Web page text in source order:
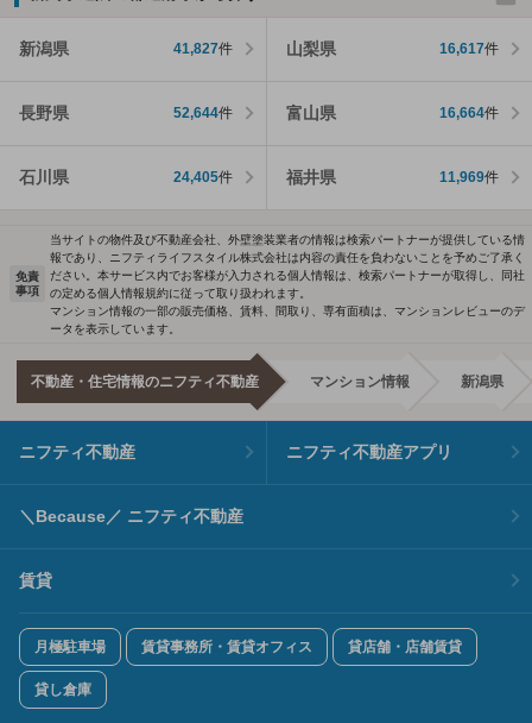
新潟県 41,827件 山梨県 16,617件
長野県 52,644件 富山県 16,664件
石川県 24,405件 福井県 11,969件
免責
事項
当サイトの物件及び不動産会社、外壁塗装業者の情報は検索パートナーが提供している情
報であり、ニフティライフスタイル株式会社は内容の責任を負わないことを予めご了承く
ださい。本サービス内でお客様が入力される個人情報は、検索パートナーが取得し、同社
の定める個人情報規約に従って取り扱われます。
マンション情報の一部の販売価格、賃料、間取り、専有面積は、マンションレビューのデ
ータを表示しています。
不動産・住宅情報のニフティ不動産 マンション情報 新潟県
ニフティ不動産 ニフティ不動産アプリ
＼Because／ ニフティ不動産
賃貸
月極駐車場 賃貸事務所・賃貸オフィス 貸店舗・店舗賃貸
貸し倉庫